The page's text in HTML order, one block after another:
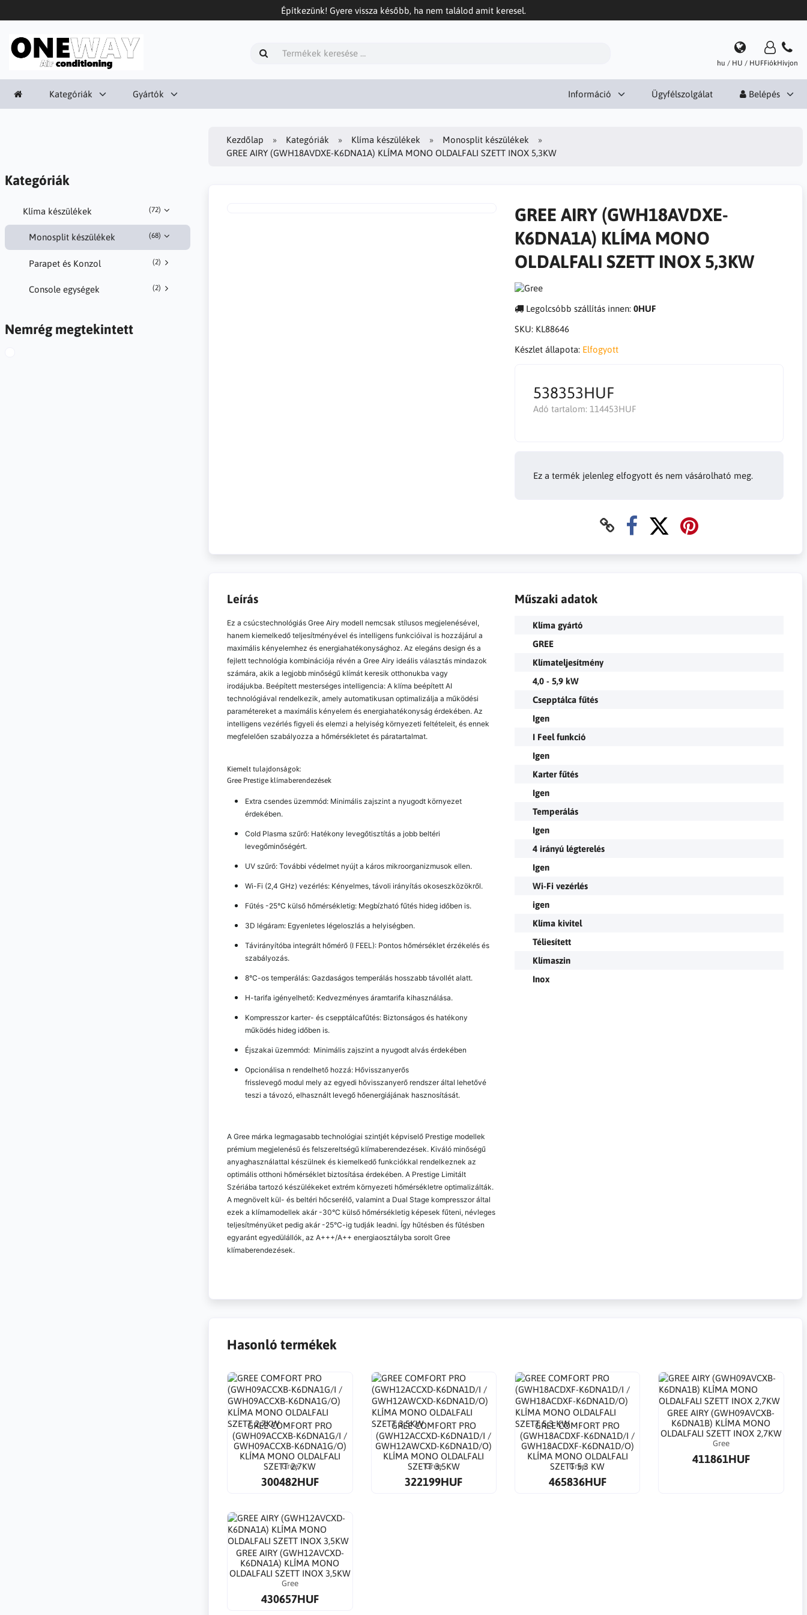
Építkezünk! Gyere vissza később, ha nem találod amit keresel.
hu / HU / HUFFiókHívjon
Kategóriák Gyártók Információ Ügyfélszolgálat Belépés
Kategóriák
Klíma készülékek (72)
Monosplit készülékek (68)
Parapet és Konzol (2)
Console egységek (2)
Nemrég megtekintett
Kezdőlap Kategóriák Klíma készülékek
Monosplit készülékek
GREE AIRY (GWH18AVDXE-K6DNA1A) KLÍMA MONO OLDALFALI SZETT INOX 5,3KW
GREE AIRY (GWH18AVDXE-
K6DNA1A) KLÍMA MONO
OLDALFALI SZETT INOX 5,3KW
Legolcsóbb szállítás innen: 0HUF
SKU: KL88646
Készlet állapota: Elfogyott
538353HUF
Adó tartalom: 114453HUF
Ez a termék jelenleg elfogyott és nem vásárolható meg.
Leírás
Ez a csúcstechnológiás Gree Airy modell nemcsak stílusos megjelenésével,
hanem kiemelkedő teljesítményével és intelligens funkcióival is hozzájárul a
maximális kényelemhez és energiahatékonysághoz. Az elegáns design és a
fejlett technológia kombinációja révén a Gree Airy ideális választás mindazok
számára, akik a legjobb minőségű klímát keresik otthonukba vagy
irodájukba. Beépített mesterséges intelligencia: A klíma beépített AI
technológiával rendelkezik, amely automatikusan optimalizálja a működési
paramétereket a maximális kényelem és energiahatékonyság érdekében. Az
intelligens vezérlés figyeli és elemzi a helyiség környezeti feltételeit, és ennek
megfelelően szabályozza a hőmérsékletet és páratartalmat.
Kiemelt tulajdonságok:
Gree Prestige klímaberendezések
Extra csendes üzemmód: Minimális zajszint a nyugodt környezet
érdekében.
Cold Plasma szűrő: Hatékony levegőtisztítás a jobb beltéri
levegőminőségért.
UV szűrő: További védelmet nyújt a káros mikroorganizmusok ellen.
Wi-Fi (2,4 GHz) vezérlés: Kényelmes, távoli irányítás okoseszközökről.
Fűtés -25°C külső hőmérsékletig: Megbízható fűtés hideg időben is.
3D légáram: Egyenletes légeloszlás a helyiségben.
Távirányítóba integrált hőmérő (I FEEL): Pontos hőmérséklet érzékelés és
szabályozás.
8°C-os temperálás: Gazdaságos temperálás hosszabb távollét alatt.
H-tarifa igényelhető: Kedvezményes áramtarifa kihasználása.
Kompresszor karter- és csepptálcafűtés: Biztonságos és hatékony
működés hideg időben is.
Éjszakai üzemmód: Minimális zajszint a nyugodt alvás érdekében
Opcionálisa n rendelhető hozzá: Hővisszanyerős
frisslevegő modul mely az egyedi hővisszanyerő rendszer által lehetővé
teszi a távozó, elhasznált levegő hőenergiájának hasznosítását.
A Gree márka legmagasabb technológiai szintjét képviselő Prestige modellek
prémium megjelenésű és felszereltségű klímaberendezések. Kiváló minőségű
anyaghasználattal készülnek és kiemelkedő funkciókkal rendelkeznek az
optimális otthoni hőmérséklet biztosítása érdekében. A Prestige Limitált
Szériába tartozó készülékeket extrém környezeti hőmérsékletre optimalizálták.
A megnövelt kül- és beltéri hőcserélő, valamint a Dual Stage kompresszor által
ezek a klímamodellek akár -30°C külső hőmérsékletig képesek fűteni, névleges
teljesítményüket pedig akár -25°C-ig tudják leadni. Így hűtésben és fűtésben
egyaránt egyedülállók, az A+++/A++ energiaosztályba sorolt Gree
klímaberendezések.
Műszaki adatok
Klíma gyártó
GREE
Klímateljesítmény
4,0 - 5,9 kW
Csepptálca fűtés
Igen
I Feel funkció
Igen
Karter fűtés
Igen
Temperálás
Igen
4 irányú légterelés
Igen
Wi-Fi vezérlés
igen
Klíma kivitel
Téliesített
Klímaszin
Inox
Hasonló termékek
GREE COMFORT PRO
(GWH09ACCXB-K6DNA1G/I /
GWH09ACCXB-K6DNA1G/O)
KLÍMA MONO OLDALFALI
SZETT 2,7KW
Gree
300482HUF
GREE COMFORT PRO
(GWH12ACCXD-K6DNA1D/I /
GWH12AWCXD-K6DNA1D/O)
KLÍMA MONO OLDALFALI
SZETT 3,5KW
Gree
322199HUF
GREE COMFORT PRO
(GWH18ACDXF-K6DNA1D/I /
GWH18ACDXF-K6DNA1D/O)
KLÍMA MONO OLDALFALI
SZETT 5,3 KW
Gree
465836HUF
GREE AIRY (GWH09AVCXB-
K6DNA1B) KLÍMA MONO
OLDALFALI SZETT INOX 2,7KW
Gree
411861HUF
GREE AIRY (GWH12AVCXD-
K6DNA1A) KLÍMA MONO
OLDALFALI SZETT INOX 3,5KW
Gree
430657HUF